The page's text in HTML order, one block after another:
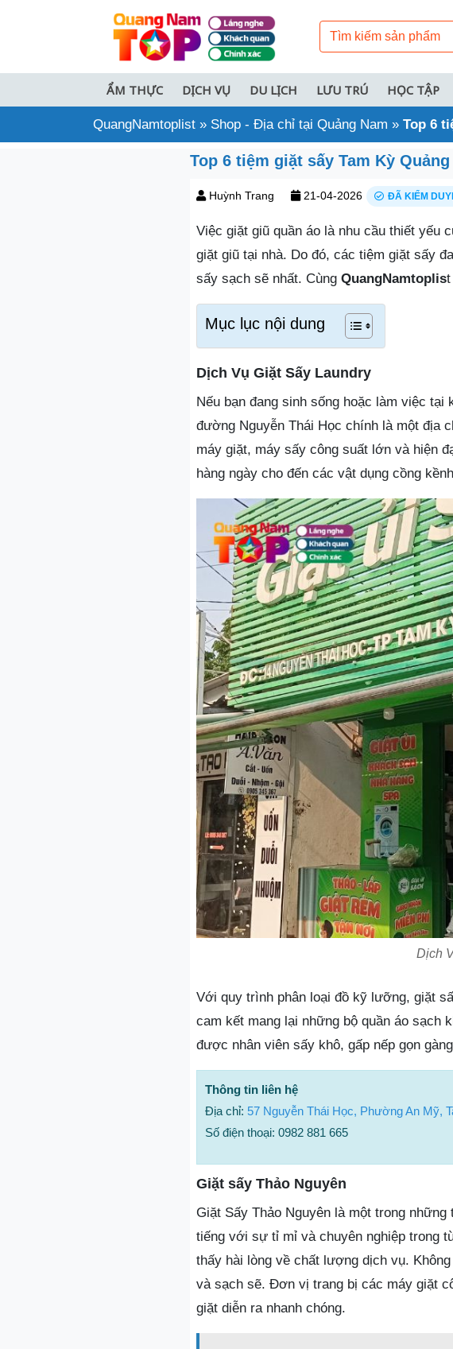
ẨM THỰC DỊCH VỤ DU LỊCH LƯU TRÚ HỌC TẬP
QuangNamtoplist » Shop - Địa chỉ tại Quảng Nam » Top 6
Top 6 tiệm giặt sấy Tam Kỳ
Huỳnh Trang 21-04-2026 ĐÃ KIỂM
Việc giặt giũ quần áo là nhu cầu thiết yếu
giặt giũ tại nhà. Do đó, các tiệm giặt sấy
sấy sạch sẽ nhất. Cùng QuangNamtoplist
Mục lục nội dung
Dịch Vụ Giặt Sấy Laundry
Nếu bạn đang sinh sống hoặc làm việc
đường Nguyễn Thái Học chính là một địa
máy giặt, máy sấy công suất lớn và hiện
hàng ngày cho đến các vật dụng cồng
Dịch
Với quy trình phân loại đồ kỹ lưỡng, giặt
cam kết mang lại những bộ quần áo sạch
được nhân viên sấy khô, gấp nếp gọn
Thông tin liên hệ
Địa chỉ: 57 Nguyễn Thái Học, Phường An Mỹ,
Số điện thoại: 0982 881 665
Giặt sấy Thảo Nguyên
Giặt Sấy Thảo Nguyên là một trong
tiếng với sự tỉ mỉ và chuyên nghiệp trong
thấy hài lòng về chất lượng dịch vụ.
và sạch sẽ. Đơn vị trang bị các máy giặt
giặt diễn ra nhanh chóng.